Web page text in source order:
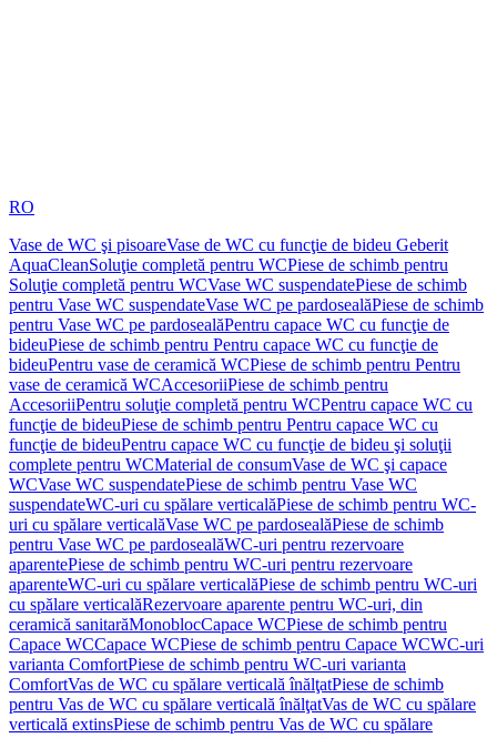
RO
Vase de WC şi pisoareVase de WC cu funcţie de bideu Geberit
AquaCleanSoluţie completă pentru WCPiese de schimb pentru
Soluţie completă pentru WCVase WC suspendatePiese de schimb
pentru Vase WC suspendateVase WC pe pardosealăPiese de schimb
pentru Vase WC pe pardosealăPentru capace WC cu funcţie de
bideuPiese de schimb pentru Pentru capace WC cu funcţie de
bideuPentru vase de ceramică WCPiese de schimb pentru Pentru
vase de ceramică WCAccesoriiPiese de schimb pentru
AccesoriiPentru soluţie completă pentru WCPentru capace WC cu
funcţie de bideuPiese de schimb pentru Pentru capace WC cu
funcţie de bideuPentru capace WC cu funcţie de bideu şi soluţii
complete pentru WCMaterial de consumVase de WC şi capace
WCVase WC suspendatePiese de schimb pentru Vase WC
suspendateWC-uri cu spălare verticalăPiese de schimb pentru WC-
uri cu spălare verticalăVase WC pe pardosealăPiese de schimb
pentru Vase WC pe pardosealăWC-uri pentru rezervoare
aparentePiese de schimb pentru WC-uri pentru rezervoare
aparenteWC-uri cu spălare verticalăPiese de schimb pentru WC-uri
cu spălare verticalăRezervoare aparente pentru WC-uri, din
ceramică sanitarăMonoblocCapace WCPiese de schimb pentru
Capace WCCapace WCPiese de schimb pentru Capace WCWC-uri
varianta ComfortPiese de schimb pentru WC-uri varianta
ComfortVas de WC cu spălare verticală înălţatPiese de schimb
pentru Vas de WC cu spălare verticală înălţatVas de WC cu spălare
verticală extinsPiese de schimb pentru Vas de WC cu spălare